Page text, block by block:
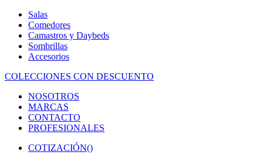
Salas
Comedores
Camastros y Daybeds
Sombrillas
Accesorios
COLECCIONES CON DESCUENTO
NOSOTROS
MARCAS
CONTACTO
PROFESIONALES
COTIZACIÓN()